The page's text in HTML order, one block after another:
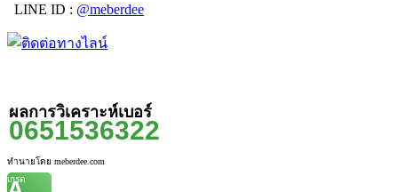
LINE ID : @meberdee
ผลการวิเคราะห์เบอร์
0651536322
ทำนายโดย meberdee.com
เกรด